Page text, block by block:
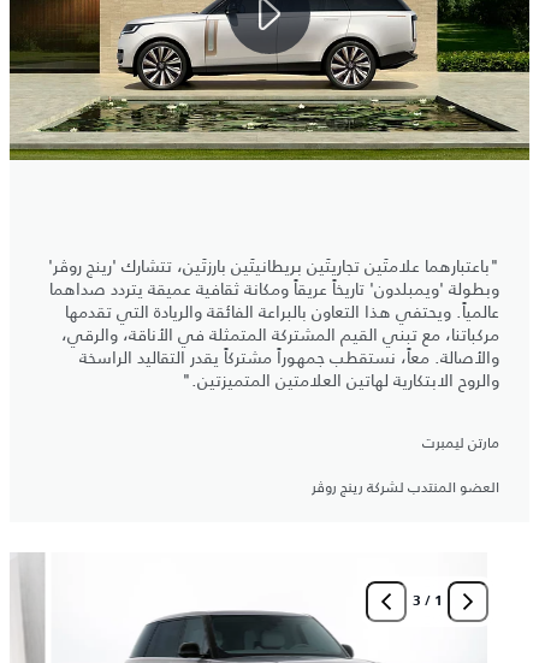
"باعتبارهما علامتَين تجاريتَين بريطانيتَين بارزتَين، تتشارك 'رينج روڤر'
وبطولة 'ويمبلدون' تاريخاً عريقاً ومكانة ثقافية عميقة يتردد صداهما
عالمياً. ويحتفي هذا التعاون بالبراعة الفائقة والريادة التي تقدمها
مركباتنا، مع تبني القيم المشتركة المتمثلة في الأناقة، والرقي،
والأصالة. معاً، نستقطب جمهوراً مشتركاً يقدر التقاليد الراسخة
والروح الابتكارية لهاتين العلامتين المتميزتين."
مارتن ليمبرت
العضو المنتدب لشركة رينج روڤر
1
/
3